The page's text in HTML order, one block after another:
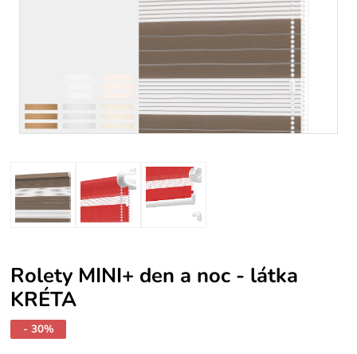
Rolety MINI+ den a noc - látka
KRÉTA
- 30%